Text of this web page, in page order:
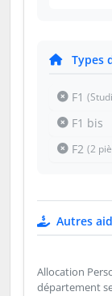
Types
F1
F1 bis
F2 (2
Autres
Allocation
département